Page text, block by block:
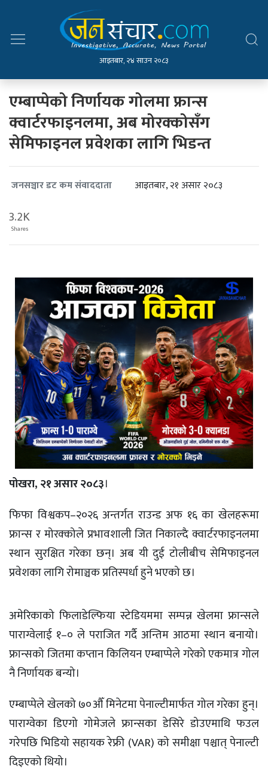
आइतबार, २४ साउन २०८३
एम्बाप्पेको निर्णायक गोलमा फ्रान्स
क्वार्टरफाइनलमा, अब मोरक्कोसँग
सेमिफाइनल प्रवेशका लागि भिडन्त
जनसञ्चार डट कम संवाददाता आइतबार, २१ असार २०८३
3.2K
Shares
पोखरा, २१ असार २०८३।
फिफा विश्वकप–२०२६ अन्तर्गत राउन्ड अफ १६ का खेलहरूमा
फ्रान्स र मोरक्कोले प्रभावशाली जित निकाल्दै क्वार्टरफाइनलमा
स्थान सुरक्षित गरेका छन्। अब यी दुई टोलीबीच सेमिफाइनल
प्रवेशका लागि रोमाञ्चक प्रतिस्पर्धा हुने भएको छ।
अमेरिकाको फिलाडेल्फिया स्टेडियममा सम्पन्न खेलमा फ्रान्सले
पाराग्वेलाई १–० ले पराजित गर्दै अन्तिम आठमा स्थान बनायो।
फ्रान्सको जितमा कप्तान किलियन एम्बाप्पेले गरेको एकमात्र गोल
नै निर्णायक बन्यो।
एम्बाप्पेले खेलको ७०औँ मिनेटमा पेनाल्टीमार्फत गोल गरेका हुन्।
पाराग्वेका डिएगो गोमेजले फ्रान्सका डेसिरे डोउएमाथि फउल
गरेपछि भिडियो सहायक रेफ्री (VAR) को समीक्षा पश्चात् पेनाल्टी
दिइएको थियो।